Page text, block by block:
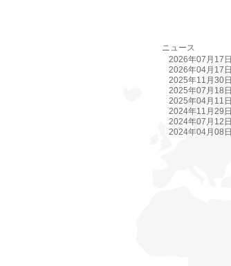
ニュース
2026年07月17日
2026年04月17日
2025年11月30日
2025年07月18日
2025年04月11日
2024年11月29日
2024年07月12日
2024年04月08日